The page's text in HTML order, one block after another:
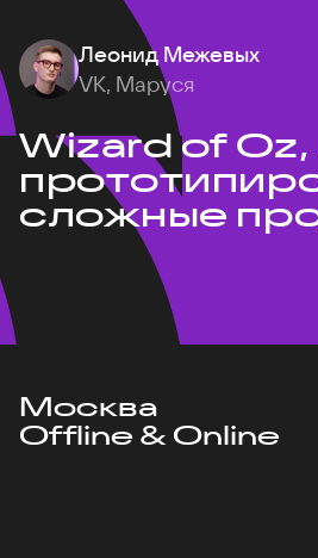
Леонид Межевых
VK, Маруся
Wizard of Oz,
сложные
Москва
Offline & Online